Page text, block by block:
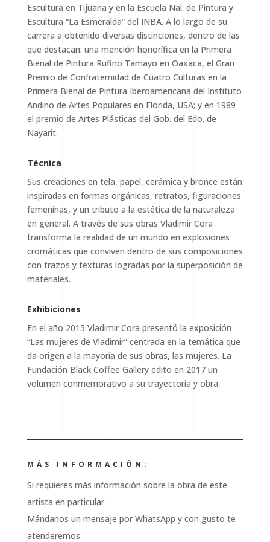
Escultura en Tijuana y en la Escuela Nal. de Pintura y
Escultura “La Esmeralda” del INBA. A lo largo de su
carrera a obtenido diversas distinciones, dentro de las
que destacan: una mención honorífica en la Primera
Bienal de Pintura Rufino Tamayo en Oaxaca, el Gran
Premio de Confraternidad de Cuatro Culturas en la
Primera Bienal de Pintura Iberoamericana del Instituto
Andino de Artes Populares en Florida, USA; y en 1989
el premio de Artes Plásticas del Gob. del Edo. de
Nayarit.
Técnica
Sus creaciones en tela, papel, cerámica y bronce están
inspiradas en formas orgánicas, retratos, figuraciones
femeninas, y un tributo a la estética de la naturaleza
en general. A través de sus obras Vladimir Cora
transforma la realidad de un mundo en explosiones
cromáticas que conviven dentro de sus composiciones
con trazos y texturas logradas por la superposición de
materiales.
Exhibiciones
En el año 2015 Vladimir Cora presentó la exposición
“Las mujeres de Vladimir” centrada en la temática que
da origen a la mayoría de sus obras, las mujeres. La
Fundación Black Coffee Gallery edito en 2017 un
volumen conmemorativo a su trayectoria y obra.
MÁS INFORMACIÓN:
Si requieres más información sobre la obra de este
artista en particular
Mándanos un mensaje por WhatsApp y con gusto te
atenderemos